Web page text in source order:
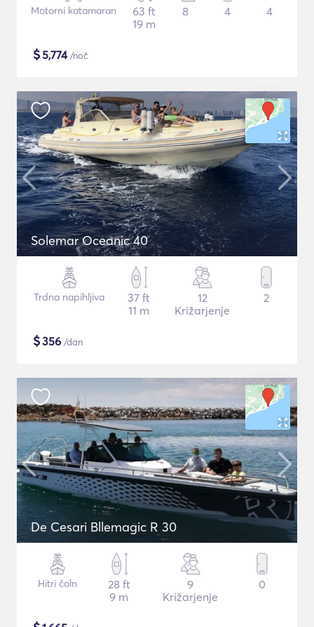
Motorni katamaran
63 ft
19 m
8 4 4
$5,774/noč
Solemar Oceanic 40
Trdna napihljiva
37 ft
11 m
12
Križarjenje
2
$356 /dan
De Cesari Bllemagic R 30
Hitri čoln
28 ft
9 m
9
Križarjenje
0